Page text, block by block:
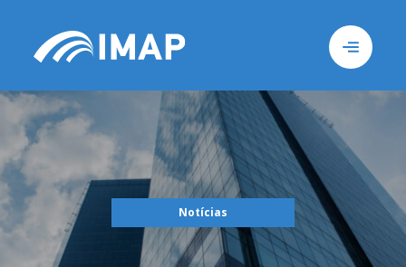
Busca
Notícias